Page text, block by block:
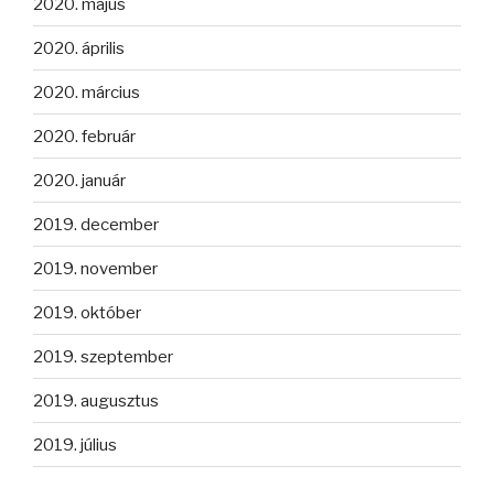
2020. április
2020. március
2020. február
2020. január
2019. december
2019. november
2019. október
2019. szeptember
2019. augusztus
2019. július